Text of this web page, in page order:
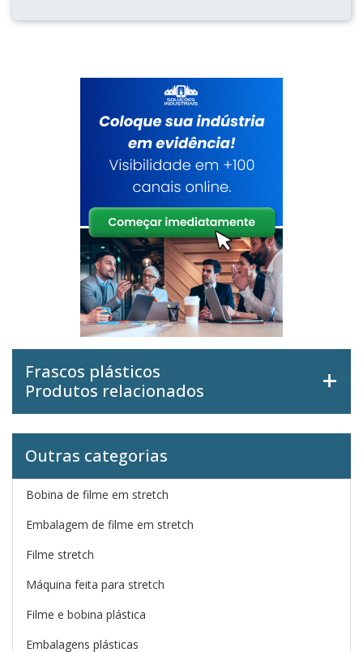
Frascos plásticos
Produtos relacionados
Outras categorias
Bobina de filme em stretch
Embalagem de filme em stretch
Filme stretch
Máquina feita para stretch
Filme e bobina plástica
Embalagens plásticas